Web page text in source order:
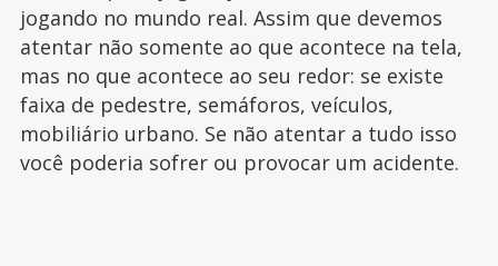
jogando no mundo real. Assim que devemos
atentar não somente ao que acontece na tela,
mas no que acontece ao seu redor: se existe
faixa de pedestre, semáforos, veículos,
mobiliário urbano. Se não atentar a tudo isso
você poderia sofrer ou provocar um acidente.